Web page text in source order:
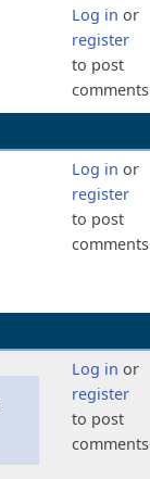
Log in or
register
to post
comments
Log in or
register
to post
comments
Log in or
register
to post
comments